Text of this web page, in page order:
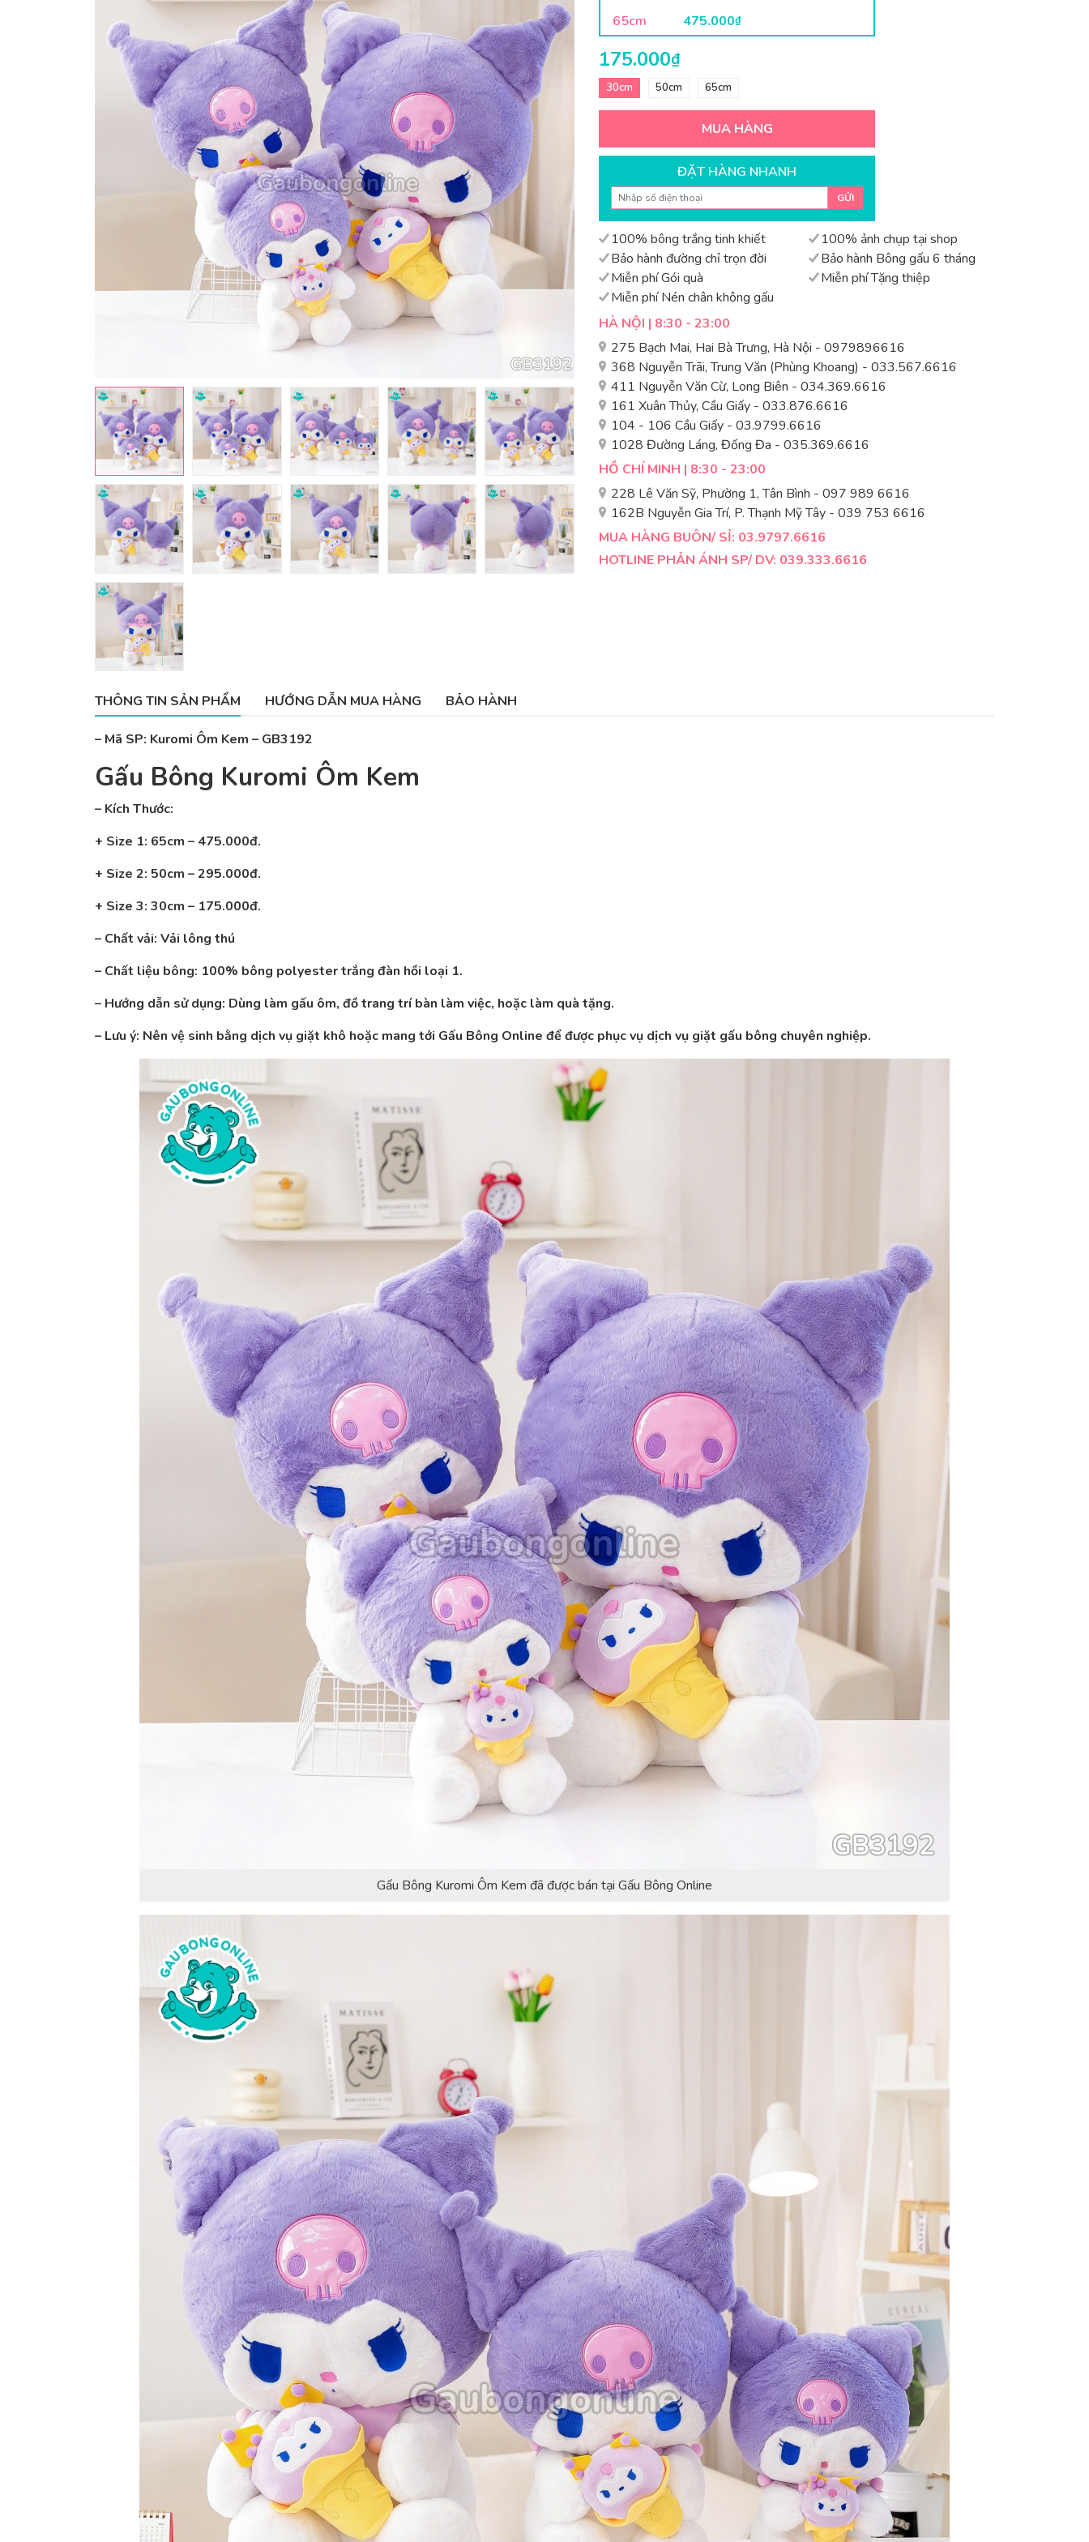
65cm 475.000₫
175.000₫
30cm 50cm 65cm
MUA HÀNG
ĐẶT HÀNG NHANH
GỬI
100% bông trắng tinh khiết
100% ảnh chụp tại shop
Bảo hành đường chỉ trọn đời
Bảo hành Bông gấu 6 tháng
Miễn phí Gói quà
Miễn phí Tặng thiệp
Miễn phí Nén chân không gấu
HÀ NỘI | 8:30 - 23:00
275 Bạch Mai, Hai Bà Trưng, Hà Nội - 0979896616
368 Nguyễn Trãi, Trung Văn (Phùng Khoang) - 033.567.6616
411 Nguyễn Văn Cừ, Long Biên - 034.369.6616
161 Xuân Thủy, Cầu Giấy - 033.876.6616
104 - 106 Cầu Giấy - 03.9799.6616
1028 Đường Láng, Đống Đa - 035.369.6616
HỒ CHÍ MINH | 8:30 - 23:00
228 Lê Văn Sỹ, Phường 1, Tân Bình - 097 989 6616
162B Nguyễn Gia Trí, P. Thạnh Mỹ Tây - 039 753 6616
MUA HÀNG BUÔN/ SỈ: 03.9797.6616
HOTLINE PHẢN ÁNH SP/ DV: 039.333.6616
THÔNG TIN SẢN PHẨM HƯỚNG DẪN MUA HÀNG BẢO HÀNH
– Mã SP: Kuromi Ôm Kem – GB3192
Gấu Bông Kuromi Ôm Kem
– Kích Thước:
+ Size 1: 65cm – 475.000đ.
+ Size 2: 50cm – 295.000đ.
+ Size 3: 30cm – 175.000đ.
– Chất vải: Vải lông thú
– Chất liệu bông: 100% bông polyester trắng đàn hồi loại 1.
– Hướng dẫn sử dụng: Dùng làm gấu ôm, đồ trang trí bàn làm việc, hoặc làm quà tặng.
– Lưu ý: Nên vệ sinh bằng dịch vụ giặt khô hoặc mang tới Gấu Bông Online để được phục vụ dịch vụ giặt gấu bông chuyên nghiệp.
Gấu Bông Kuromi Ôm Kem đã được bán tại Gấu Bông Online